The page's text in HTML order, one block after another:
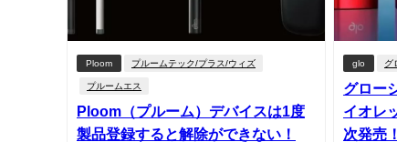
Ploom プルームテック/プラス/ウィズ
プルームエス
Ploom（プルーム）デバイスは1度
製品登録すると解除ができない！
glo グ
グロー
イオレ
次発売！